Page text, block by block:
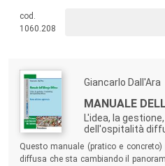
alimentare, o che da tempo lo
crescita professionale per
cod.
1060.208
Giancarlo Dall'Ara
MANUALE
L'idea, la
dell'ospitalità
Questo manuale (pratico e
diffusa che sta cambiando il